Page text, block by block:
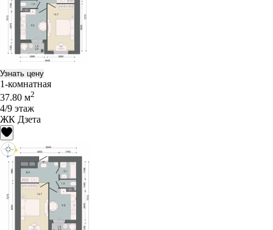
Узнать цену
1-комнатная
37.80 м2
4/9 этаж
ЖК Дзета